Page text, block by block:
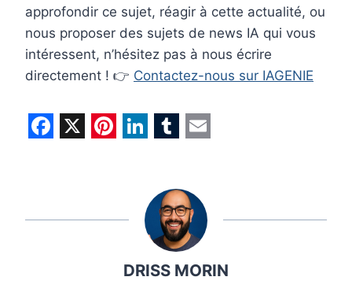
approfondir ce sujet, réagir à cette actualité, ou
nous proposer des sujets de news IA qui vous
intéressent, n’hésitez pas à nous écrire
directement ! 👉 Contactez-nous sur IAGENIE
e
t
k
d
m
b
l
r
a
i
l
DRISS MORIN